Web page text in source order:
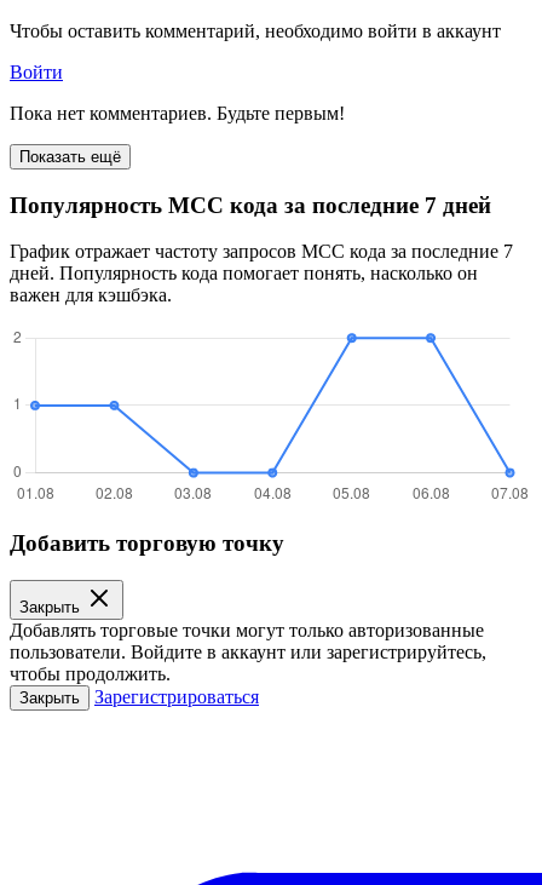
Чтобы оставить комментарий, необходимо войти в аккаунт
Войти
Пока нет комментариев. Будьте первым!
Показать ещё
Популярность MCC кода за последние 7 дней
График отражает частоту запросов MCC кода за последние 7
дней. Популярность кода помогает понять, насколько он
важен для кэшбэка.
Добавить торговую точку
Закрыть
Добавлять торговые точки могут только авторизованные
пользователи. Войдите в аккаунт или зарегистрируйтесь,
чтобы продолжить.
Закрыть Зарегистрироваться